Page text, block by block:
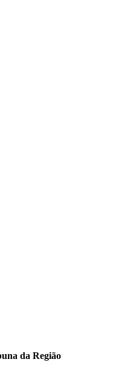
da Região